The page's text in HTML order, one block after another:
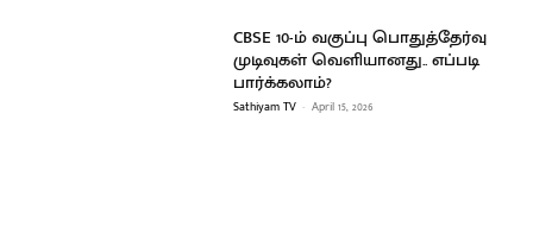
CBSE 10-ம் வகுப்பு பொதுத்தேர்வு
முடிவுகள் வெளியானது.. எப்படி
பார்க்கலாம்?
Sathiyam TV - April 15, 2026